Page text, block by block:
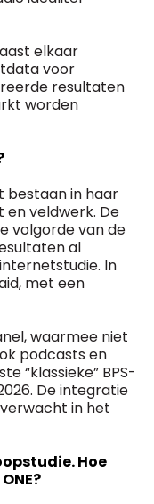
elkaar
voor
resultaten
worden
bestaan in haar
en veldwerk. De
volgorde van de
al
In
met een
waarmee niet
podcasts en
“klassieke” BPS-
De integratie
in het
Hoe